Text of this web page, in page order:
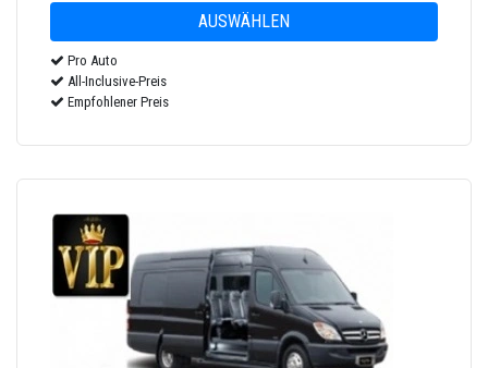
Pro Auto
All-Inclusive-Preis
Empfohlener Preis